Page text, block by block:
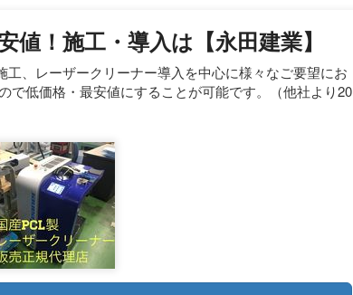
！施工・導入は【永田建業】
、レーザークリーナー導入を中心に様々なご要望にお
で低価格・最安値にすることが可能です。（他社より20